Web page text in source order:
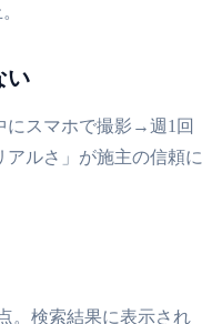
い
にスマホで撮影→週1回
アルさ」が施主の信頼に
。検索結果に表示され